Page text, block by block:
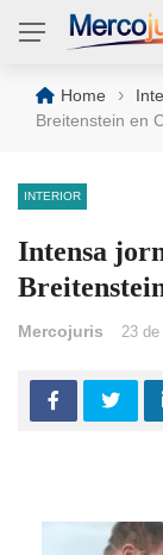
Home ›
Breitenstein en
INTERIOR
Intensa
Mercojuris 23